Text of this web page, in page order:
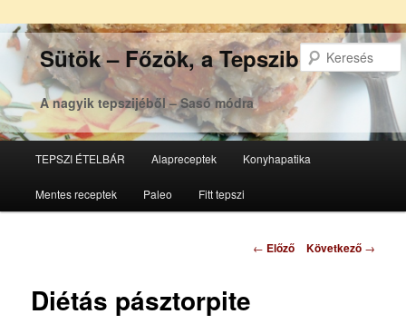
Sütök – Főzök, a Tepsziből
A nagyik tepszijéből – Sasó módra
Tovább
az
Tovább
a
TEPSZI ÉTELBÁR Alapreceptek Konyhapatika
Mentes receptek Paleo Fitt tepszi
Bejegyzés
← Előző Következő →
Diétás pásztorpite